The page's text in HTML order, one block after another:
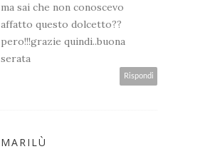
ma sai che non conoscevo
affatto questo dolcetto??
pero!!!grazie quindi..buona
serata
Rispondi
MARILÙ